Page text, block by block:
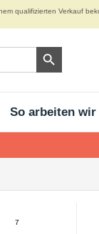
qualifizierten Verkauf
Search Button
So arbeiten wir
7